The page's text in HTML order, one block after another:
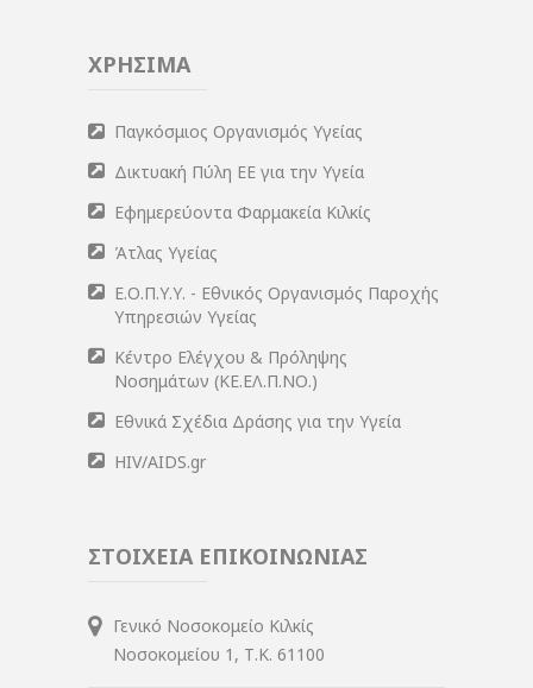
ΧΡΗΣΙΜΑ
Παγκόσμιος Οργανισμός Υγείας
Δικτυακή Πύλη ΕΕ για την Υγεία
Εφημερεύοντα Φαρμακεία Κιλκίς
Άτλας Υγείας
Ε.Ο.Π.Υ.Υ. - Εθνικός Οργανισμός Παροχής
Υπηρεσιών Υγείας
Κέντρο Ελέγχου & Πρόληψης
Νοσημάτων (ΚΕ.ΕΛ.Π.ΝΟ.)
Εθνικά Σχέδια Δράσης για την Υγεία
HIV/AIDS.gr
ΣΤΟΙΧΕΙΑ ΕΠΙΚΟΙΝΩΝΙΑΣ
Γενικό Νοσοκομείο Κιλκίς
Νοσοκομείου 1, Τ.Κ. 61100